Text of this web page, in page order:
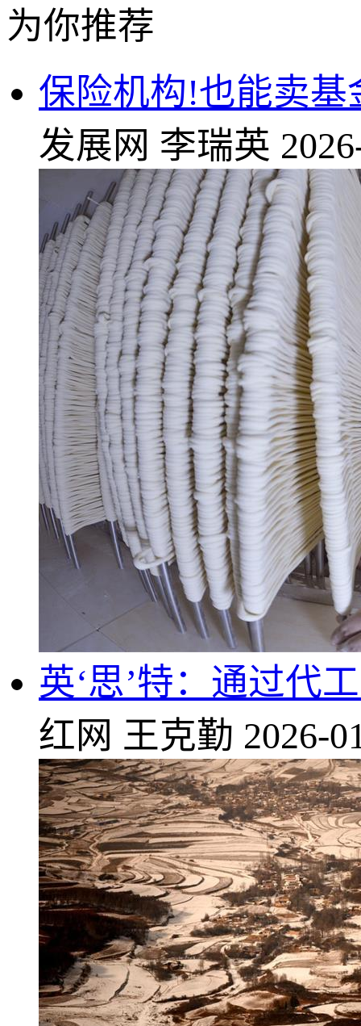
为你推荐
保险机构!也能卖基
发展网 李瑞英
英‘思’特：通过代
红网 王克勤 2026-